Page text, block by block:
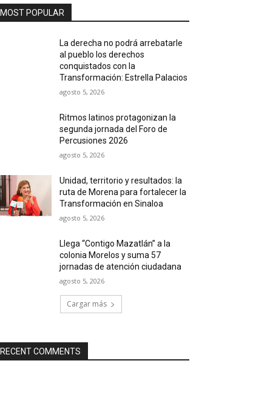
MOST POPULAR
La derecha no podrá arrebatarle
al pueblo los derechos
conquistados con la
Transformación: Estrella Palacios
agosto 5, 2026
Ritmos latinos protagonizan la
segunda jornada del Foro de
Percusiones 2026
agosto 5, 2026
Unidad, territorio y resultados: la
ruta de Morena para fortalecer la
Transformación en Sinaloa
agosto 5, 2026
Llega “Contigo Mazatlán” a la
colonia Morelos y suma 57
jornadas de atención ciudadana
agosto 5, 2026
Cargar más
RECENT COMMENTS